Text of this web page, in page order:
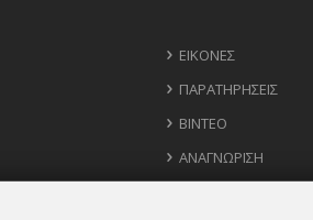
ΕΙΚΌΝΕΣ
ΠΑΡΑΤΗΡΉΣΕΙΣ
ΒΊΝΤΕΟ
ΑΝΑΓΝΏΡΙΣΗ